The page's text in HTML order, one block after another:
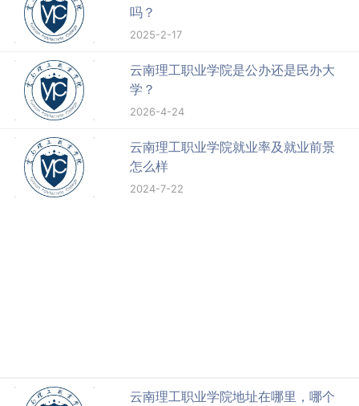
吗？
2025-2-17
云南理工职业学院是公办还是民办大
学？
2026-4-24
云南理工职业学院就业率及就业前景
怎么样
2024-7-22
云南理工职业学院地址在哪里，哪个